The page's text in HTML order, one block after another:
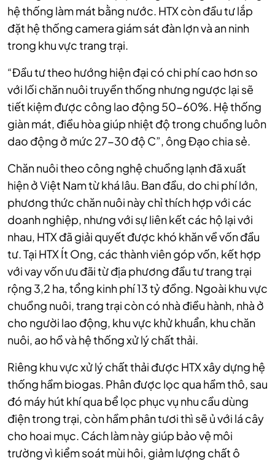
hệ thống làm mát bằng nước. HTX còn đầu tư lắp
đặt hệ thống camera giám sát đàn lợn và an ninh
trong khu vực trang trại.
“Đầu tư theo hướng hiện đại có chi phí cao hơn so
với lối chăn nuôi truyền thống nhưng ngược lại sẽ
tiết kiệm được công lao động 50-60%. Hệ thống
giàn mát, điều hòa giúp nhiệt độ trong chuồng luôn
dao động ở mức 27-30 độ C”, ông Đạo chia sẻ.
Chăn nuôi theo công nghệ chuồng lạnh đã xuất
hiện ở Việt Nam từ khá lâu. Ban đầu, do chi phí lớn,
phương thức chăn nuôi này chỉ thích hợp với các
doanh nghiệp, nhưng với sự liên kết các hộ lại với
nhau, HTX đã giải quyết được khó khăn về vốn đầu
tư. Tại HTX Ít Ong, các thành viên góp vốn, kết hợp
với vay vốn ưu đãi từ địa phương đầu tư trang trại
rộng 3,2 ha, tổng kinh phí 13 tỷ đồng. Ngoài khu vực
chuồng nuôi, trang trại còn có nhà điều hành, nhà ở
cho người lao động, khu vực khử khuẩn, khu chăn
nuôi, ao hồ và hệ thống xử lý chất thải.
Riêng khu vực xử lý chất thải được HTX xây dựng hệ
thống hầm biogas. Phân được lọc qua hầm thô, sau
đó máy hút khí qua bể lọc phục vụ nhu cầu dùng
điện trong trại, còn hầm phân tươi thì sẽ ủ với lá cây
cho hoai mục. Cách làm này giúp bảo vệ môi
trường vì kiểm soát mùi hôi, giảm lượng chất ô